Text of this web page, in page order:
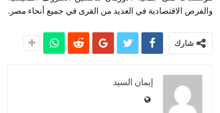
والفرص الاقتصادية في العديد من القرى في جميع أنحاء مصر.
شارك
إيمان السيد